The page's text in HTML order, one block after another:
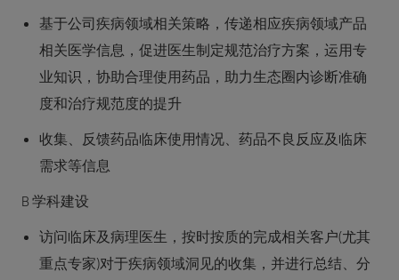
基于公司疾病领域相关策略，传递相应疾病领域产品
相关医学信息，促进医生制定规范治疗方案，运用专
业知识，协助合理使用药品，助力生态圈内诊断准确
度和治疗规范度的提升
收集、反馈药品临床使用情况、药品不良反应及临床
需求等信息
B 学科建设
访问临床及病理医生，按时按质的完成相关客户(尤其
重点专家)对于疾病领域洞见的收集，并进行总结、分